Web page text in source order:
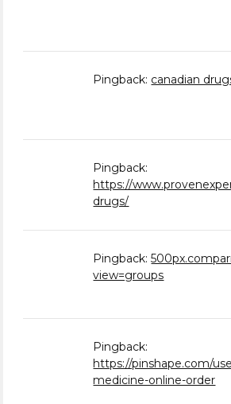
Pingback: canadian
Pingback:
https://
drugs/
Pingback:
view=groups
Pingback:
https://pinshape.com/
medicine-online-order